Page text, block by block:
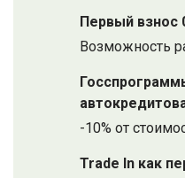
Первый взнос
Возможность
-10% от
Trade In как